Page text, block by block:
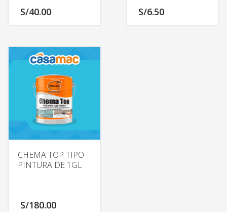
S/40.00 S/6.50
CHEMA TOP TIPO
PINTURA DE 1GL
S/180.00